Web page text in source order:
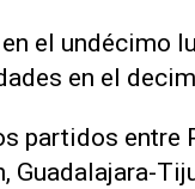
el undécimo
en el
partidos
Guadalajara-